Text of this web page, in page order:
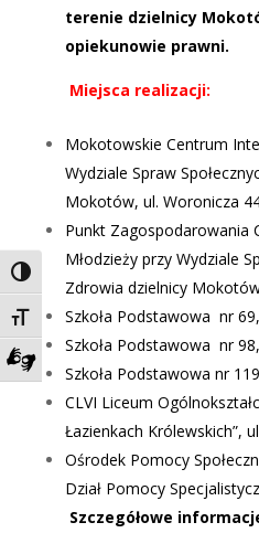
Toggle High Contrast
Toggle Font size
Zadzwoń do tłumacza języka
terenie dzielnicy
opiekunowie prawni.
Miejsca realizacji:
Mokotowskie Centrum
Wydziale Spraw
Mokotów, ul. Woronicza
Punkt Zagospodarowania
Młodzieży przy Wydziale
Zdrowia dzielnicy
Szkoła Podstawowa nr
Szkoła Podstawowa nr
Szkoła Podstawowa nr
CLVI Liceum
Łazienkach Królewskich”,
Ośrodek Pomocy
Dział Pomocy
Szczegółowe